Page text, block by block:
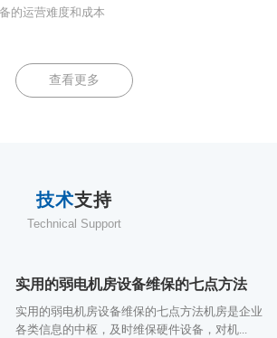
的运营难度和成本
查看更多
技术支持
Technical Support
实用的弱电机房设备维保的七点方法
实用的弱电机房设备维保的七点方法机房是企业
各类信息的中枢，及时维保硬件设备，对机...